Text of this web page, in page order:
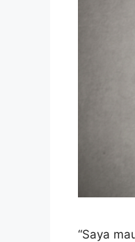
“Saya